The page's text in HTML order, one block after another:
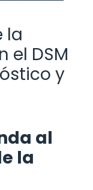
la
el DSM
y
al
la